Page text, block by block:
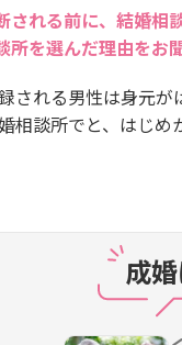
される前に、結婚相
所を選んだ理由をお
される男性は身元
相談所でと、はじ
成